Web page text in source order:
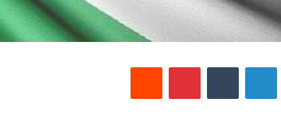
لينكدإن بينتيريست